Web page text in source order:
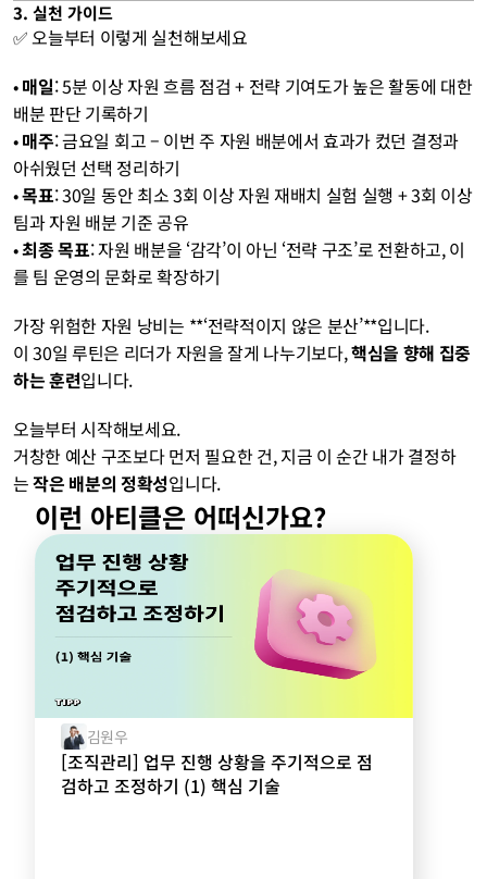
3. 실천 가이드
✅ 오늘부터 이렇게 실천해보세요
• 매일: 5분 이상 자원 흐름 점검 + 전략 기여도가 높은 활동에 대한
배분 판단 기록하기
• 매주: 금요일 회고 – 이번 주 자원 배분에서 효과가 컸던 결정과
아쉬웠던 선택 정리하기
• 목표: 30일 동안 최소 3회 이상 자원 재배치 실험 실행 + 3회 이상
팀과 자원 배분 기준 공유
• 최종 목표: 자원 배분을 ‘감각’이 아닌 ‘전략 구조’로 전환하고, 이
를 팀 운영의 문화로 확장하기
가장 위험한 자원 낭비는 **‘전략적이지 않은 분산’**입니다.
이 30일 루틴은 리더가 자원을 잘게 나누기보다, 핵심을 향해 집중
하는 훈련입니다.
오늘부터 시작해보세요.
거창한 예산 구조보다 먼저 필요한 건, 지금 이 순간 내가 결정하
는 작은 배분의 정확성입니다.
이런 아티클은 어떠신가요?
김원우
[조직관리] 업무 진행 상황을 주기적으로 점
검하고 조정하기 (1) 핵심 기술